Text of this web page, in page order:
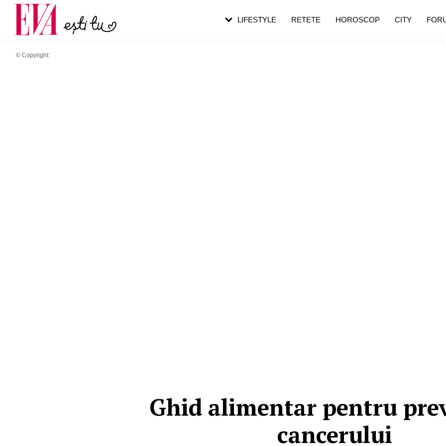
© Copyright:
Ghid alimentar pentru
cancerului
LIFESTYLE RETETE HOROSCOP CITY
Carieră
Actualitate
pe măsură ce înaintezi în vârstă